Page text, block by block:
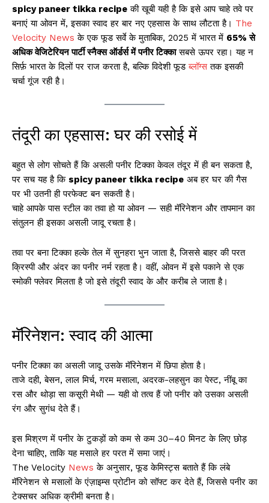
spicy paneer tikka recipe की खूबी यही है कि इसे आप चाहे तवे पर
बनाएं या ओवन में, इसका स्वाद हर बार नए एहसास के साथ लौटता है। The
Velocity News के एक फूड सर्वे के मुताबिक, 2025 में भारत में 65% से
अधिक वेजिटेरियन पार्टी स्नैक्स ऑर्डर्स में पनीर टिक्कासबसे ऊपर रहा। यह न
सिर्फ़ भारत के दिलों पर राज करता है, बल्कि विदेशी फूडब्लॉग्सतक इसकी
चर्चा गूंज रही है।
तंदूरी का एहसास: घर की रसोई में
बहुत से लोग सोचते हैं कि असली पनीर टिक्का केवल तंदूर में ही बन सकता है,
पर सच यह है कि spicy paneer tikka recipe अब हर घर की गैस
पर भी उतनी ही परफेक्ट बन सकती है।
चाहे आपके पास स्टील का तवा हो या ओवन — सही मॅरिनेशन और तापमान का
संतुलन ही इसका असली जादू रचता है।
तवा पर बना टिक्का हल्के तेल में सुनहरा भुन जाता है, जिससे बाहर की परत
क्रिस्पी और अंदर का पनीर नर्म रहता है। वहीं, ओवन में इसे पकाने से एक
स्मोकी फ्लेवर मिलता है जो इसे तंदूरी स्वाद के और करीब ले जाता है।
मॅरिनेशन: स्वाद की आत्मा
पनीर टिक्का का असली जादू उसके मॅरिनेशन में छिपा होता है।
ताजे दही, बेसन, लाल मिर्च, गरम मसाला, अदरक-लहसुन का पेस्ट, नींबू का
रस और थोड़ा सा कसूरी मेथी — यही वो तत्व हैं जो पनीर को उसका असली
रंग और सुगंध देते हैं।
इस मिश्रण में पनीर के टुकड़ों को कम से कम 30–40 मिनट के लिए छोड़
देना चाहिए, ताकि यह मसाले हर परत में समा जाएं।
The Velocity News के अनुसार, फूड केमिस्ट्स बताते हैं कि लंबे
मॅरिनेशन से मसालों के एंज़ाइम्स प्रोटीन को सॉफ्ट कर देते हैं, जिससे पनीर का
टेक्सचर अधिक क्रीमी बनता है।